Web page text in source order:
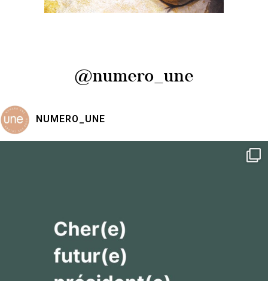
@numero_une
NUMERO_UNE